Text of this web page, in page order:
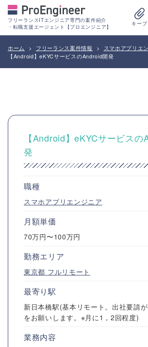
フリーランスITエンジニア専門の案件紹介
・転職支援エージェント【プロエンジニア】
キープ
ホーム > フリーランス案件情報 > スマホアプリエ
【Android】eKYCサービスのAndroid開発
【Android】eKYCサービスの
発
職種
スマホアプリエンジニア
月額単価
70万円〜100万円
勤務エリア
東京都 フルリモート
最寄り駅
新日本橋駅(基本リモート。出社要請
をお願いします。※月に1，2回程度)
業務内容